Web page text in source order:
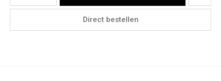
Direct bestellen